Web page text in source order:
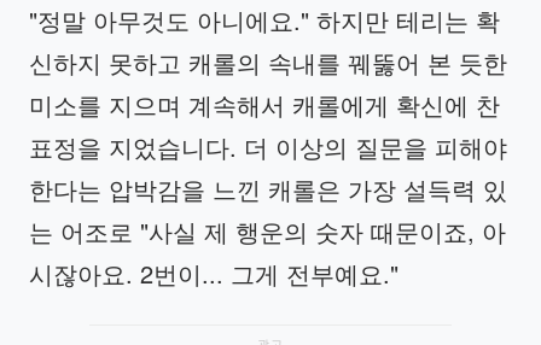
"정말 아무것도 아니에요." 하지만 테리는 확
신하지 못하고 캐롤의 속내를 꿰뚫어 본 듯한
미소를 지으며 계속해서 캐롤에게 확신에 찬
표정을 지었습니다. 더 이상의 질문을 피해야
한다는 압박감을 느낀 캐롤은 가장 설득력 있
는 어조로 "사실 제 행운의 숫자 때문이죠, 아
시잖아요. 2번이... 그게 전부예요."